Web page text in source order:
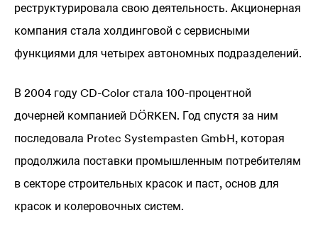
реструктурировала свою деятельность. Акционерная
компания стала холдинговой с сервисными
функциями для четырех автономных подразделений.
В 2004 году CD-Color стала 100-процентной
дочерней компанией DÖRKEN. Год спустя за ним
последовала Protec Systempasten GmbH, которая
продолжила поставки промышленным потребителям
в секторе строительных красок и паст, основ для
красок и колеровочных систем.